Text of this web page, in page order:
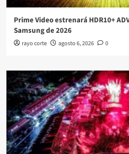
Prime Video estrenará HDR10+
Samsung de 2026
rayo corte agosto 6, 2026 0